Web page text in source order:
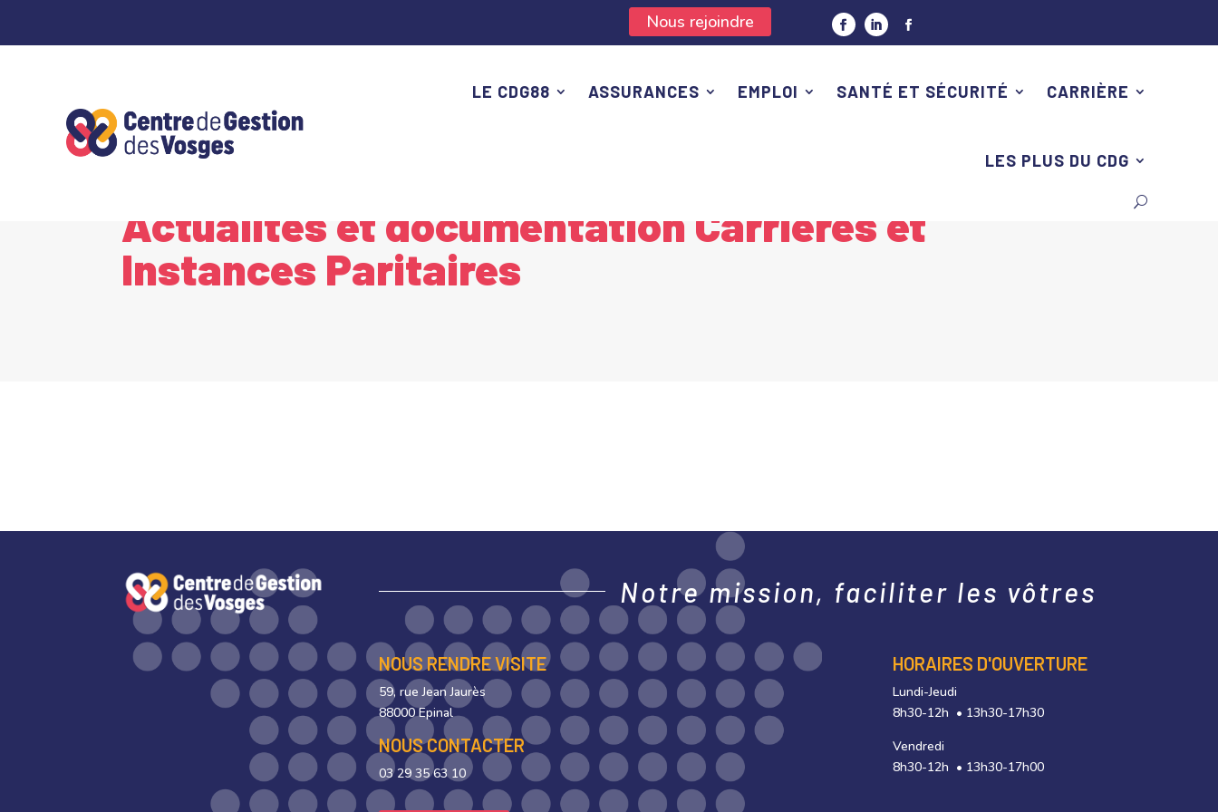
Nous rejoindre
LE CDG88 ASSURANCES EMPLOI SANTÉ ET SÉCURITÉ CARRIÈRE
LES PLUS DU CDG
Actualités et documentation Carrières et
Instances Paritaires
Notre mission, faciliter les vôtres
NOUS RENDRE VISITE
59, rue Jean Jaurès
88000 Epinal
NOUS CONTACTER
03 29 35 63 10
HORAIRES D'OUVERTURE
Lundi-Jeudi
8h30-12h • 13h30-17h30
Vendredi
8h30-12h • 13h30-17h00